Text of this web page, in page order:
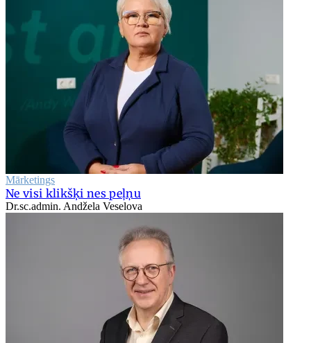
Mārketings
Ne visi klikšķi nes peļņu
Dr.sc.admin. Andžela Veselova